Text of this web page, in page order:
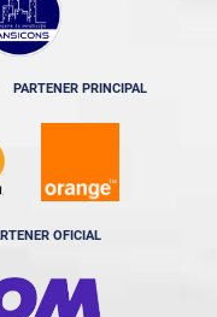
PARTENER PRINCIPAL
OFICIAL